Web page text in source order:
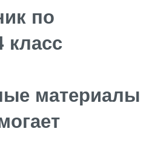
по
класс
материалы